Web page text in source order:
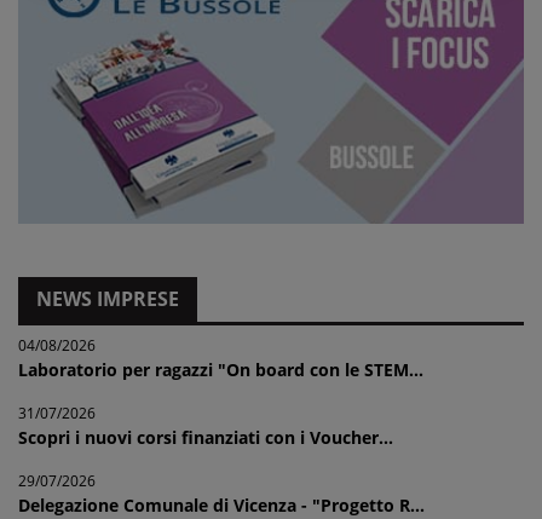
NEWS IMPRESE
04/08/2026
Laboratorio per ragazzi "On board con le STEM...
31/07/2026
Scopri i nuovi corsi finanziati con i Voucher...
29/07/2026
Delegazione Comunale di Vicenza - "Progetto R...